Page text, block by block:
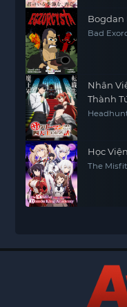
Bogdan
Bad
Nhân
Thành
Khác
Học
The